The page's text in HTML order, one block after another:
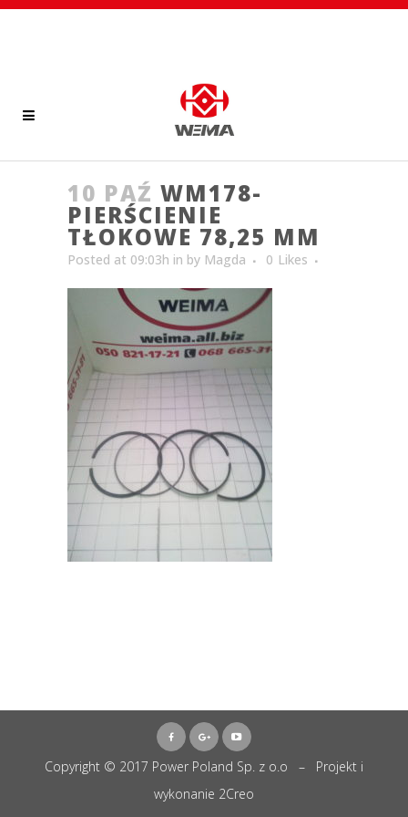
10 PAŹ WM178-
PIERŚCIENIE
TŁOKOWE 78,25 MM
Posted at 09:03h in by Magda 0 Likes
Copyright © 2017 Power Poland Sp. z o.o – Projekt i
wykonanie 2Creo